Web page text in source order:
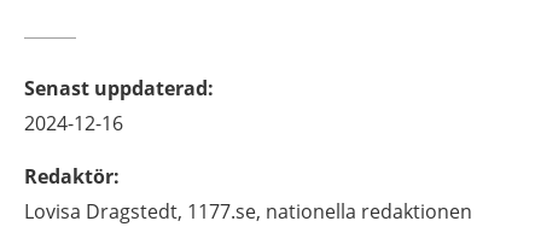
Senast uppdaterad:
2024-12-16
Redaktör:
Lovisa Dragstedt, 1177.se, nationella redaktionen